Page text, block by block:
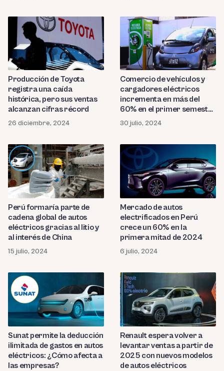
Producción de Toyota
registra una caída
histórica, pero sus ventas
alcanzan cifras récord
26 diciembre, 2024
Comercio de vehículos y
cargadores eléctricos
incrementa en más del
60% en el primer semestre
del 2024
30 julio, 2024
Perú formaría parte de
cadena global de autos
eléctricos gracias al litio y
al interés de China
15 julio, 2024
Mercado de autos
electrificados en Perú
crece un 60% en la
primera mitad de 2024
6 julio, 2024
Sunat permite la deducción
ilimitada de gastos en autos
eléctricos: ¿Cómo afecta a
las empresas?
Renault espera volver a
levantar ventas a partir de
2025 con nuevos modelos
de autos eléctricos